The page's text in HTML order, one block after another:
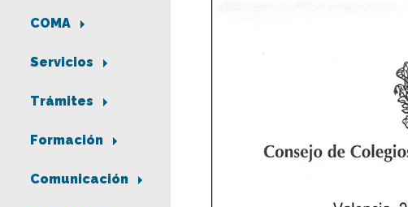
COMA
Servicios
Trámites
Formación
Comunicación